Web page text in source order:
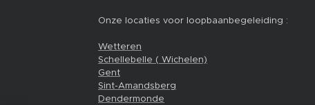
Onze locaties voor loopbaanbegeleiding :
Wetteren
Schellebelle ( Wichelen)
Gent
Sint-Amandsberg
Dendermonde